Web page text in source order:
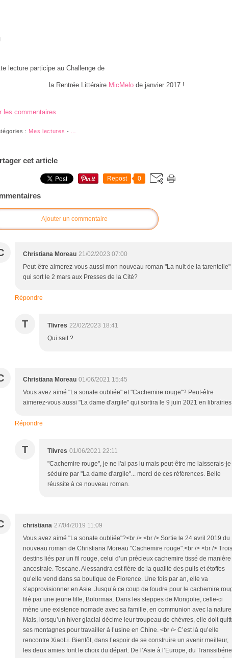
lecture participe au Challenge de
la Rentrée Littéraire MicMelo de janvier 2017 !
les commentaires
: Mes lectures -
cet article
Repost 0
Ajouter un commentaire
Christiana Moreau 21/02/2023 07:00
Peut-être aimerez-vous aussi mon nouveau roman "La nuit de la tarentelle"
qui sort le 2 mars aux Presses de la Cité?
Répondre
T Tlivres 22/02/2023 18:41
Qui sait ?
Christiana Moreau 01/06/2021 15:45
Vous avez aimé "La sonate oubliée" et "Cachemire rouge"? Peut-être
aimerez-vous aussi "La dame d'argile" qui sortira le 9 juin 2021 en
Répondre
T Tlivres 01/06/2021 22:11
"Cachemire rouge", je ne l'ai pas lu mais peut-être me laisserais-je
séduire par "La dame d'argile"... merci de ces références. Belle
réussite à ce nouveau roman.
christiana 27/04/2019 11:09
Vous avez aimé "La sonate oubliée"?<br /> <br /> Sortie le 24 avril 2019 du
nouveau roman de Christiana Moreau "Cachemire rouge".<br /> <br /> Trois
destins liés par un fil rouge, celui d’un précieux cachemire tissé de manière
ancestrale. Toscane. Alessandra est fière de la qualité des pulls et étoffes
qu’elle vend dans sa boutique de Florence. Une fois par an, elle va
s’approvisionner en Asie. Jusqu’à ce coup de foudre pour le cachemire
filé par une jeune fille, Bolormaa. Dans les steppes de Mongolie, celle-ci
mène une existence nomade avec sa famille, en communion avec la
Mais, lorsqu’un hiver glacial décime leur troupeau de chèvres, elle doit
ses montagnes pour travailler à l’usine en Chine. <br /> C’est là qu’elle
rencontre XiaoLi. Bientôt, dans l’espoir de se construire un avenir meilleur,
les deux amies font le choix du départ. De l’Asie à l’Europe, du